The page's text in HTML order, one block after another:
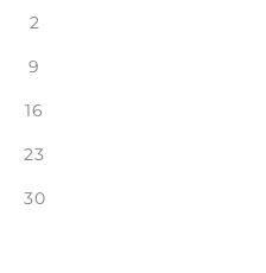
2
9
16
23
30